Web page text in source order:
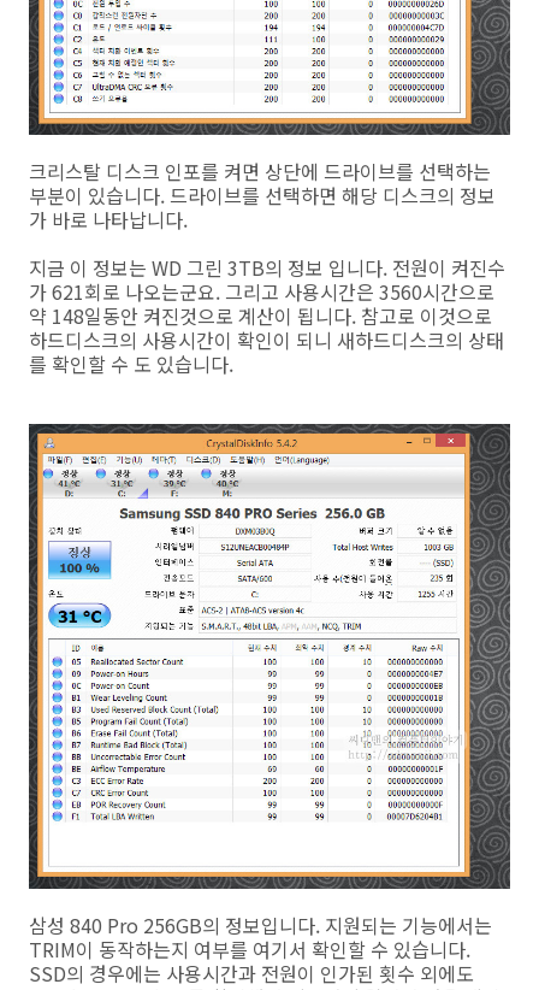
크리스탈 디스크 인포를 켜면 상단에 드라이브를 선택하는
부분이 있습니다. 드라이브를 선택하면 해당 디스크의 정보
가 바로 나타납니다.
지금 이 정보는 WD 그린 3TB의 정보 입니다. 전원이 켜진수
가 621회로 나오는군요. 그리고 사용시간은 3560시간으로
약 148일동안 켜진것으로 계산이 됩니다. 참고로 이것으로
하드디스크의 사용시간이 확인이 되니 새하드디스크의 상태
를 확인할 수 도 있습니다.
삼성 840 Pro 256GB의 정보입니다. 지원되는 기능에서는
TRIM이 동작하는지 여부를 여기서 확인할 수 있습니다.
SSD의 경우에는 사용시간과 전원이 인가된 횟수 외에도